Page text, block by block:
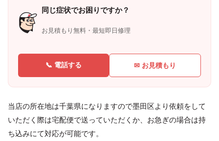
同じ症状でお困りですか？
お見積もり無料・最短即日修理
📞 電話する ✉ お見積もり
当店の所在地は千葉県になりますので墨田区より依頼をして
いただく際は宅配便で送っていただくか、お急ぎの場合は持
ち込みにて対応が可能です。